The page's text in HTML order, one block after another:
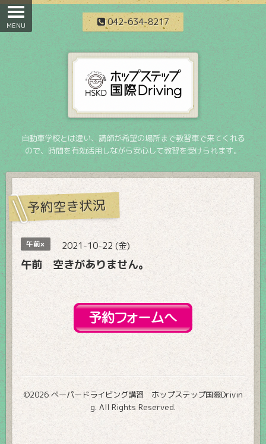
042-634-8217
自動車学校とは違い、講師が希望の場所まで教習車で来てくれる
ので、時間を有効活用しながら安心して教習を受けられます。
予約空き状況
午前× 2021-10-22 (金)
午前 空きがありません。
©2026 ペーパードライビング講習 ホップステップ国際Drivin
g. All Rights Reserved.